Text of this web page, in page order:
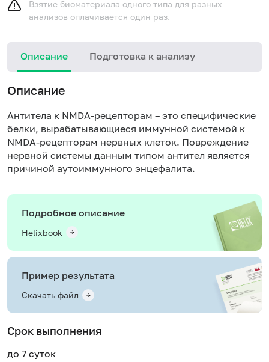
Взятие биоматериала одного типа для разных
анализов оплачивается один раз.
Описание Подготовка к анализу
Описание
Антитела к NMDA-рецепторам – это специфические
белки, вырабатывающиеся иммунной системой к
NMDA-рецепторам нервных клеток. Повреждение
нервной системы данным типом антител является
причиной аутоиммунного энцефалита.
Подробное описание
Helixbook
Пример результата
Скачать файл
Срок выполнения
до 7 суток